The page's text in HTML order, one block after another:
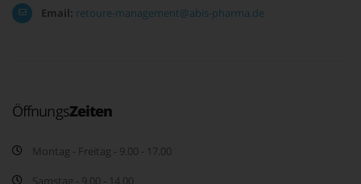
Email: retoure-management@abis-pharma.de
ÖffnungsZeiten
Montag - Freitag - 9.00 - 17.00
Samstag - 9.00 - 14.00